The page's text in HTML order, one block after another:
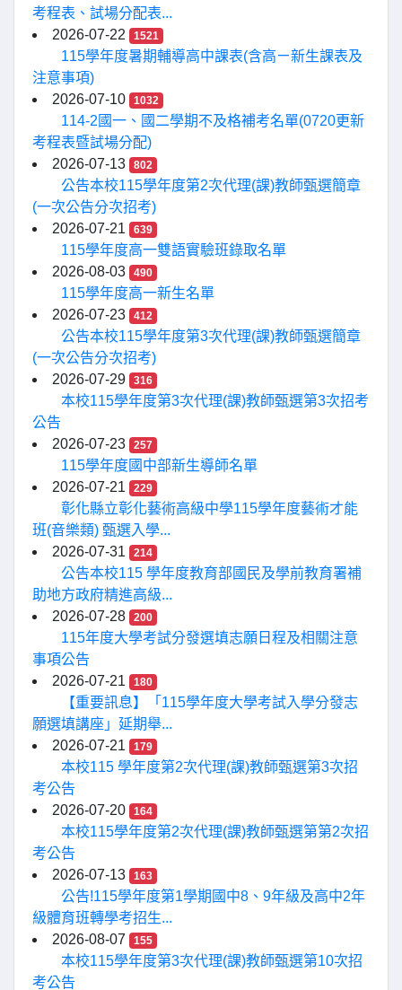
考程表、試場分配表...
2026-07-22
1521
115學年度暑期輔導高中課表(含高ㄧ新生課表及
注意事項)
2026-07-10
1032
114-2國一、國二學期不及格補考名單(0720更新
考程表暨試場分配)
2026-07-13
802
公告本校115學年度第2次代理(課)教師甄選簡章
(一次公告分次招考)
2026-07-21
639
115學年度高一雙語實驗班錄取名單
2026-08-03
490
115學年度高一新生名單
2026-07-23
412
公告本校115學年度第3次代理(課)教師甄選簡章
(一次公告分次招考)
2026-07-29
316
本校115學年度第3次代理(課)教師甄選第3次招考
公告
2026-07-23
257
115學年度國中部新生導師名單
2026-07-21
229
彰化縣立彰化藝術高級中學115學年度藝術才能
班(音樂類) 甄選入學...
2026-07-31
214
公告本校115 學年度教育部國民及學前教育署補
助地方政府精進高級...
2026-07-28
200
115年度大學考試分發選填志願日程及相關注意
事項公告
2026-07-21
180
【重要訊息】「115學年度大學考試入學分發志
願選填講座」延期舉...
2026-07-21
179
本校115 學年度第2次代理(課)教師甄選第3次招
考公告
2026-07-20
164
本校115學年度第2次代理(課)教師甄選第第2次招
考公告
2026-07-13
163
公告!115學年度第1學期國中8、9年級及高中2年
級體育班轉學考招生...
2026-08-07
155
本校115學年度第3次代理(課)教師甄選第10次招
考公告